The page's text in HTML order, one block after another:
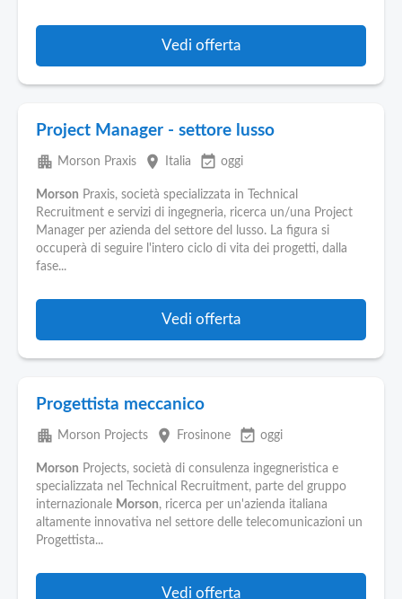
Vedi offerta
Project Manager - settore lusso
apartment Morson Praxis place Italia event_available oggi
Morson Praxis, società specializzata in Technical
Recruitment e servizi di ingegneria, ricerca un/una Project
Manager per azienda del settore del lusso. La figura si
occuperà di seguire l'intero ciclo di vita dei progetti, dalla
fase...
Vedi offerta
Progettista meccanico
apartment Morson Projects place Frosinone event_available oggi
Morson Projects, società di consulenza ingegneristica e
specializzata nel Technical Recruitment, parte del gruppo
internazionale Morson, ricerca per un'azienda italiana
altamente innovativa nel settore delle telecomunicazioni un
Progettista...
Vedi offerta